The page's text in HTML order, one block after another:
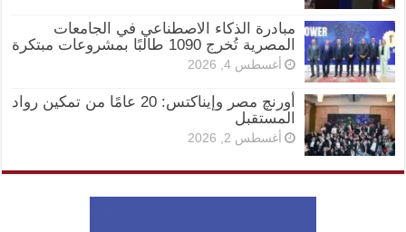
مبادرة الذكاء الاصطناعي في الجامعات
المصرية تُخرج 1090 طالبًا بمشروعات مبتكرة
أغسطس 4, 2026
أورنچ مصر وإيناكتس: 20 عامًا من تمكين رواد
المستقبل
أغسطس 2, 2026